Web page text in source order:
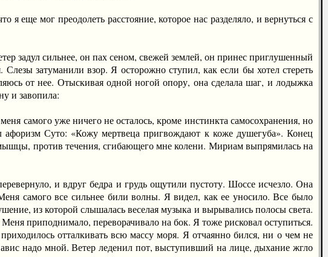
мог преодолеть расстояние, которое нас разделяло, и вернуться с
задул сильнее, он пах сеном, свежей землей, он принес приглушенный
затуманили взор. Я осторожно ступил, как если бы хотел стереть
от нее. Отыскивая одной ногой опору, она сделала шаг, и лодыжка
и завопила:
самого уже ничего не осталось, кроме инстинкта самосохранения, но
афоризм Суто: «Кожу мертвеца пригвождают к коже душегуба». Конец
против течения, сгибающего мне колени. Мириам выпрямилась на
и вдруг бедра и грудь ощутили пустоту. Шоссе исчезло. Она
самого все сильнее били волны. Я видел, как ее уносило. Все было
из которой слышалась веселая музыка и вырывались полосы света.
приподнимало, переворачивало на бок. Я тоже рисковал оступиться.
отталкивать всю массу моря. Я отчаянно бился, ни о чем не
надо мной. Ветер леденил пот, выступивший на лице, дыхание жгло